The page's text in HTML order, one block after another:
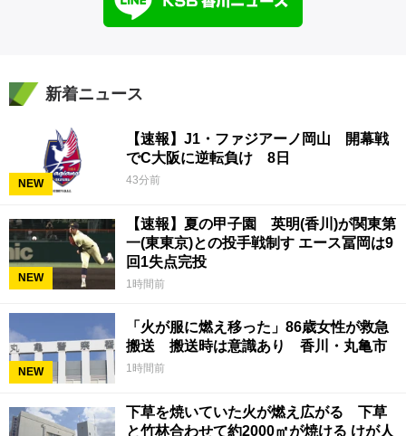
新着ニュース
NEW
【速報】J1・ファジアーノ岡山 開幕戦
でC大阪に逆転負け 8日
43分前
NEW
【速報】夏の甲子園 英明(香川)が関東第
一(東東京)との投手戦制す エース冨岡は9
回1失点完投
1時間前
NEW
「火が服に燃え移った」86歳女性が救急
搬送 搬送時は意識あり 香川・丸亀市
1時間前
下草を焼いていた火が燃え広がる 下草
と竹林合わせて約2000㎡が焼ける けが人